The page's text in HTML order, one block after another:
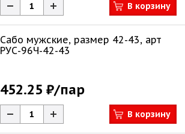
В корзину
Сабо мужские, размер 42-43, арт
РУС-96Ч-42-43
452.25 ₽/пар
В корзину